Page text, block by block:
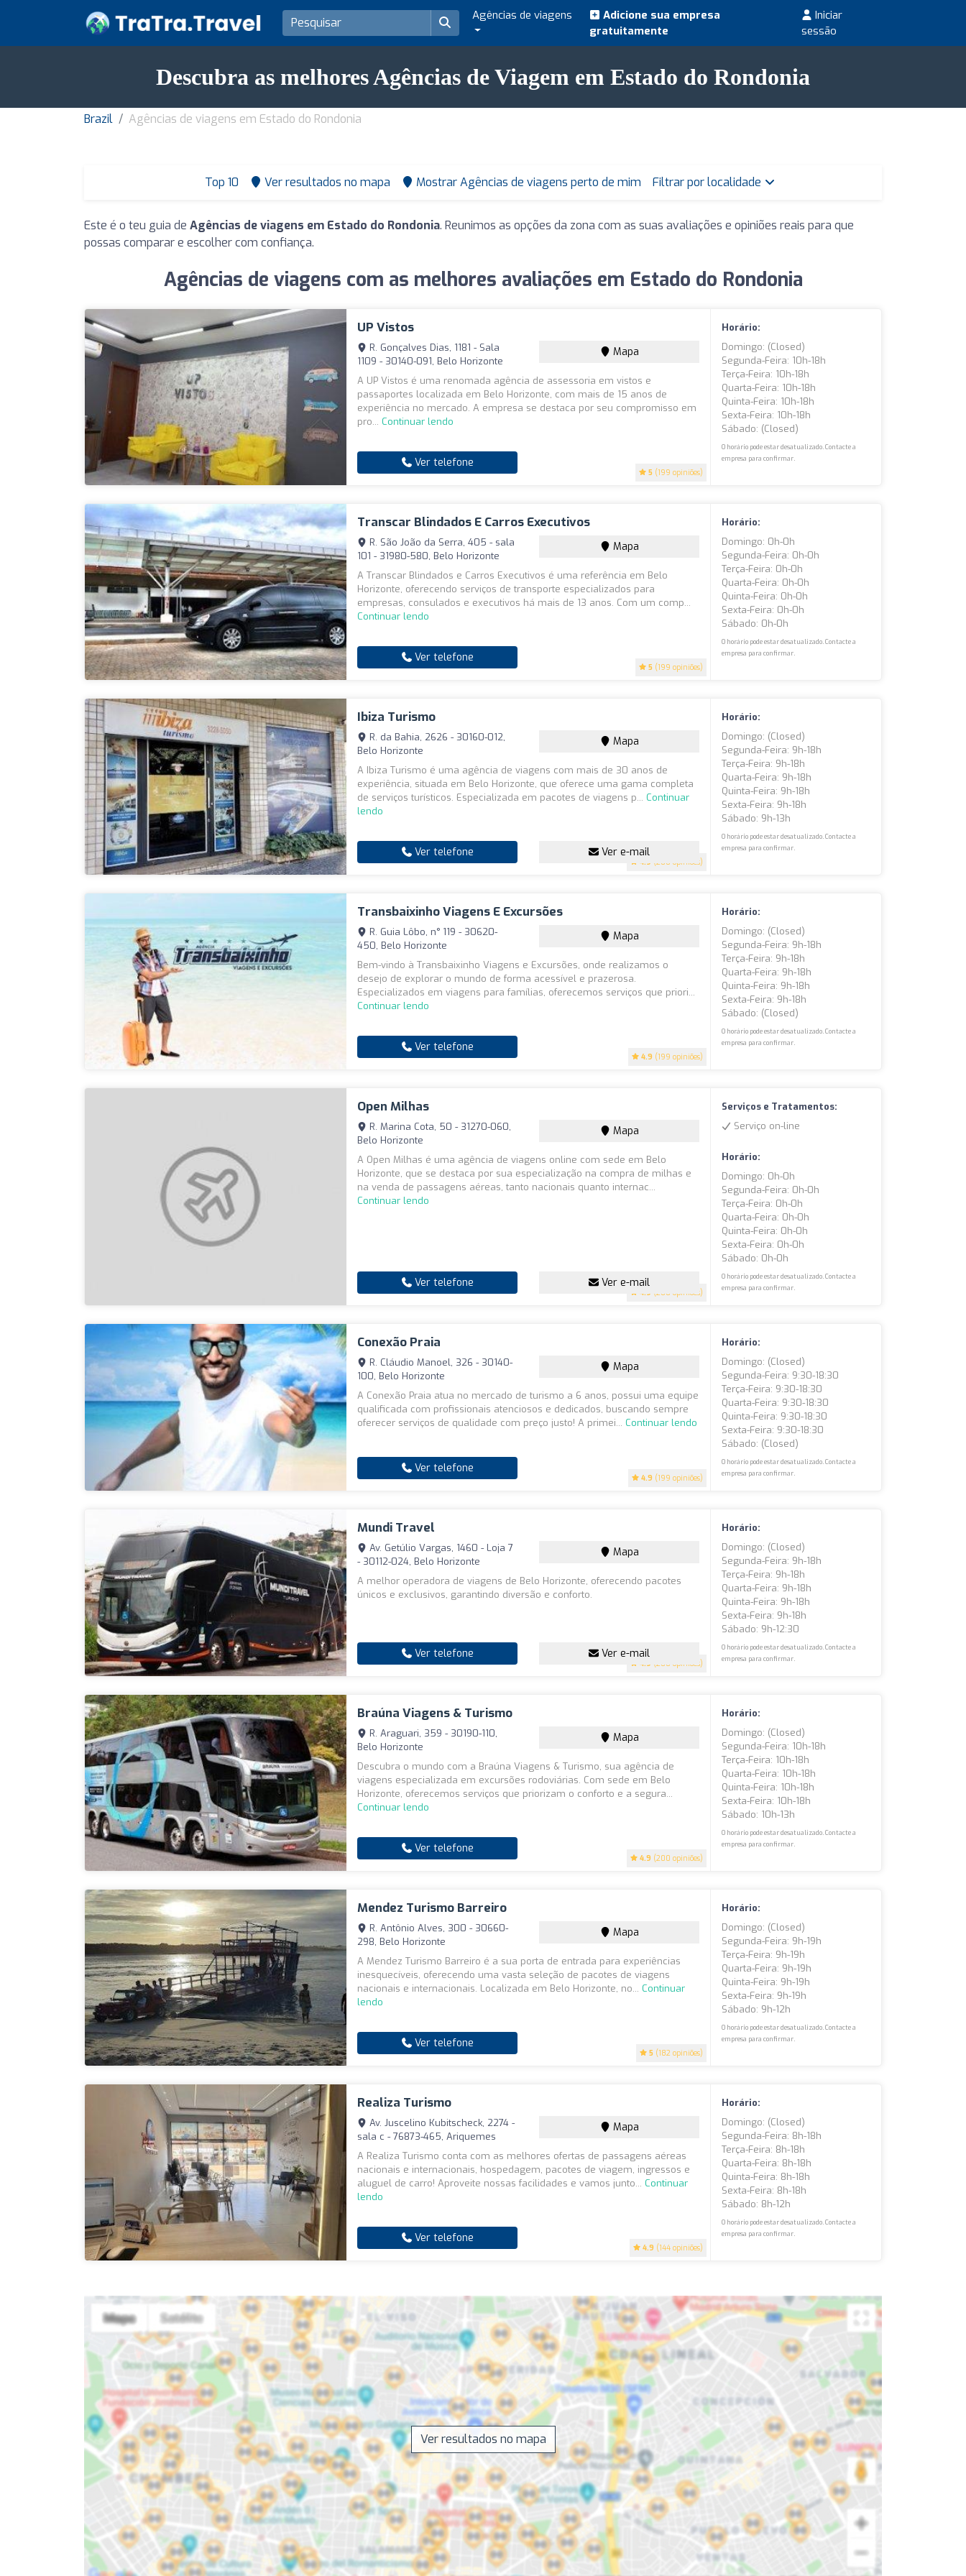
Agências de viagens
Adicione sua empresa
gratuitamente
Iniciar
sessão
Descubra as melhores Agências de Viagem em Estado do Rondonia
Brazil Agências de viagens em Estado do Rondonia
Top 10 Ver resultados no mapa Mostrar Agências de viagens perto de mim Filtrar por localidade
Este é o teu guia de Agências de viagens em Estado do Rondonia. Reunimos as opções da zona com as suas avaliações e opiniões reais para que
possas comparar e escolher com confiança.
Agências de viagens com as melhores avaliações em Estado do Rondonia
UP Vistos
5 (199 opiniões)
R. Gonçalves Dias, 1181 - Sala
1109 - 30140-091, Belo Horizonte
Mapa
A UP Vistos é uma renomada agência de assessoria em vistos e
passaportes localizada em Belo Horizonte, com mais de 15 anos de
experiência no mercado. A empresa se destaca por seu compromisso em
pro... Continuar lendo
Ver telefone
Horário:
Domingo: (closed)
Segunda-Feira: 10h-18h
Terça-Feira: 10h-18h
Quarta-Feira: 10h-18h
Quinta-Feira: 10h-18h
Sexta-Feira: 10h-18h
Sábado: (closed)
O horário pode estar desatualizado. Contacte a
empresa para confirmar.
Transcar Blindados E Carros Executivos
5 (199 opiniões)
R. São João da Serra, 405 - sala
101 - 31980-580, Belo Horizonte
Mapa
A Transcar Blindados e Carros Executivos é uma referência em Belo
Horizonte, oferecendo serviços de transporte especializados para
empresas, consulados e executivos há mais de 13 anos. Com um comp...
Continuar lendo
Ver telefone
Horário:
Domingo: 0h-0h
Segunda-Feira: 0h-0h
Terça-Feira: 0h-0h
Quarta-Feira: 0h-0h
Quinta-Feira: 0h-0h
Sexta-Feira: 0h-0h
Sábado: 0h-0h
O horário pode estar desatualizado. Contacte a
empresa para confirmar.
Ibiza Turismo
4.9 (200 opiniões)
R. da Bahia, 2626 - 30160-012,
Belo Horizonte
Mapa
A Ibiza Turismo é uma agência de viagens com mais de 30 anos de
experiência, situada em Belo Horizonte, que oferece uma gama completa
de serviços turísticos. Especializada em pacotes de viagens p... Continuar
lendo
Ver telefone Ver e-mail
Horário:
Domingo: (closed)
Segunda-Feira: 9h-18h
Terça-Feira: 9h-18h
Quarta-Feira: 9h-18h
Quinta-Feira: 9h-18h
Sexta-Feira: 9h-18h
Sábado: 9h-13h
O horário pode estar desatualizado. Contacte a
empresa para confirmar.
Transbaixinho Viagens E Excursões
4.9 (199 opiniões)
R. Guia Lôbo, n° 119 - 30620-
450, Belo Horizonte
Mapa
Bem-vindo à Transbaixinho Viagens e Excursões, onde realizamos o
desejo de explorar o mundo de forma acessível e prazerosa.
Especializados em viagens para famílias, oferecemos serviços que priori...
Continuar lendo
Ver telefone
Horário:
Domingo: (closed)
Segunda-Feira: 9h-18h
Terça-Feira: 9h-18h
Quarta-Feira: 9h-18h
Quinta-Feira: 9h-18h
Sexta-Feira: 9h-18h
Sábado: (closed)
O horário pode estar desatualizado. Contacte a
empresa para confirmar.
Open Milhas
4.9 (200 opiniões)
R. Marina Cota, 50 - 31270-060,
Belo Horizonte
Mapa
A Open Milhas é uma agência de viagens online com sede em Belo
Horizonte, que se destaca por sua especialização na compra de milhas e
na venda de passagens aéreas, tanto nacionais quanto internac...
Continuar lendo
Ver telefone Ver e-mail
Serviços e Tratamentos:
Serviço on-line
Horário:
Domingo: 0h-0h
Segunda-Feira: 0h-0h
Terça-Feira: 0h-0h
Quarta-Feira: 0h-0h
Quinta-Feira: 0h-0h
Sexta-Feira: 0h-0h
Sábado: 0h-0h
O horário pode estar desatualizado. Contacte a
empresa para confirmar.
Conexão Praia
4.9 (199 opiniões)
R. Cláudio Manoel, 326 - 30140-
100, Belo Horizonte
Mapa
A Conexão Praia atua no mercado de turismo a 6 anos, possui uma equipe
qualificada com profissionais atenciosos e dedicados, buscando sempre
oferecer serviços de qualidade com preço justo! A primei... Continuar lendo
Ver telefone
Horário:
Domingo: (closed)
Segunda-Feira: 9:30-18:30
Terça-Feira: 9:30-18:30
Quarta-Feira: 9:30-18:30
Quinta-Feira: 9:30-18:30
Sexta-Feira: 9:30-18:30
Sábado: (closed)
O horário pode estar desatualizado. Contacte a
empresa para confirmar.
Mundi Travel
4.9 (200 opiniões)
Av. Getúlio Vargas, 1460 - Loja 7
- 30112-024, Belo Horizonte
Mapa
A melhor operadora de viagens de Belo Horizonte, oferecendo pacotes
únicos e exclusivos, garantindo diversão e conforto.
Ver telefone Ver e-mail
Horário:
Domingo: (closed)
Segunda-Feira: 9h-18h
Terça-Feira: 9h-18h
Quarta-Feira: 9h-18h
Quinta-Feira: 9h-18h
Sexta-Feira: 9h-18h
Sábado: 9h-12:30
O horário pode estar desatualizado. Contacte a
empresa para confirmar.
Braúna Viagens & Turismo
4.9 (200 opiniões)
R. Araguari, 359 - 30190-110,
Belo Horizonte
Mapa
Descubra o mundo com a Braúna Viagens & Turismo, sua agência de
viagens especializada em excursões rodoviárias. Com sede em Belo
Horizonte, oferecemos serviços que priorizam o conforto e a segura...
Continuar lendo
Ver telefone
Horário:
Domingo: (closed)
Segunda-Feira: 10h-18h
Terça-Feira: 10h-18h
Quarta-Feira: 10h-18h
Quinta-Feira: 10h-18h
Sexta-Feira: 10h-18h
Sábado: 10h-13h
O horário pode estar desatualizado. Contacte a
empresa para confirmar.
Mendez Turismo Barreiro
5 (182 opiniões)
R. Antônio Alves, 300 - 30660-
298, Belo Horizonte
Mapa
A Mendez Turismo Barreiro é a sua porta de entrada para experiências
inesquecíveis, oferecendo uma vasta seleção de pacotes de viagens
nacionais e internacionais. Localizada em Belo Horizonte, no... Continuar
lendo
Ver telefone
Horário:
Domingo: (closed)
Segunda-Feira: 9h-19h
Terça-Feira: 9h-19h
Quarta-Feira: 9h-19h
Quinta-Feira: 9h-19h
Sexta-Feira: 9h-19h
Sábado: 9h-12h
O horário pode estar desatualizado. Contacte a
empresa para confirmar.
Realiza Turismo
4.9 (144 opiniões)
Av. Juscelino Kubitscheck, 2274 -
sala c - 76873-465, Ariquemes
Mapa
A Realiza Turismo conta com as melhores ofertas de passagens aéreas
nacionais e internacionais, hospedagem, pacotes de viagem, ingressos e
aluguel de carro! Aproveite nossas facilidades e vamos junto... Continuar
lendo
Ver telefone
Horário:
Domingo: (closed)
Segunda-Feira: 8h-18h
Terça-Feira: 8h-18h
Quarta-Feira: 8h-18h
Quinta-Feira: 8h-18h
Sexta-Feira: 8h-18h
Sábado: 8h-12h
O horário pode estar desatualizado. Contacte a
empresa para confirmar.
Ver resultados no mapa